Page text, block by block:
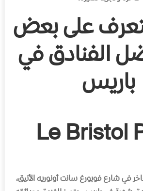
على بعض
الفنادق في
باريس
Le Bristol
في شارع فوبورغ سانت أونوريه الأنيق،